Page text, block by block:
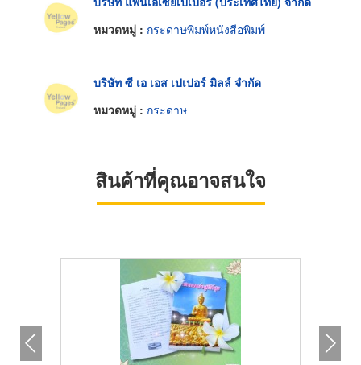
หมวดหมู่ : กระดาษพิมพ์หนังสือพิมพ์
บริษัท ซี เอ เอส เปเปอร์ มิลล์ จำกัด
หมวดหมู่ : กระดาษ
สินค้าที่คุณอาจสนใจ